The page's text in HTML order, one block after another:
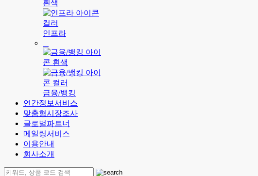
인프라
금융/뱅킹
연간정보서비스
맞춤형시장조사
글로벌파트너
메일링서비스
이용안내
회사소개